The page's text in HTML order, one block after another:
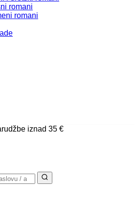
romani
romani
iznad 35 €